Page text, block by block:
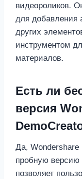
видеороликов.
для добавления
других
инструментом
материалов.
Есть ли
версия
Да, Wondershare
пробную версию
позволяет